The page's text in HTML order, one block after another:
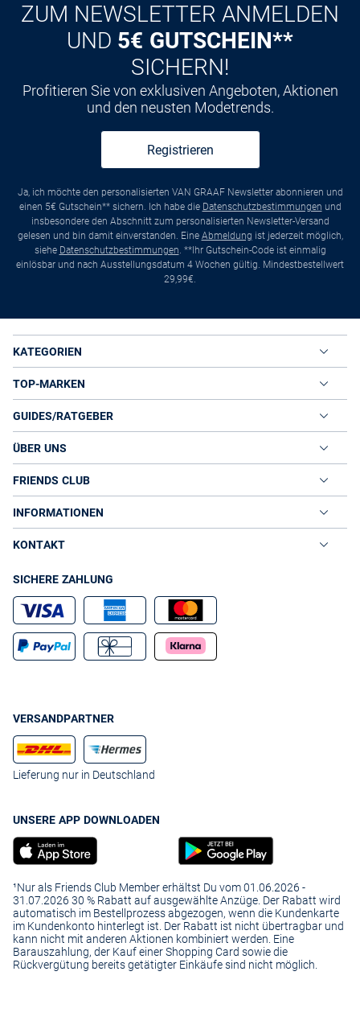
ZUM NEWSLETTER ANMELDEN
UND 5€ GUTSCHEIN**
SICHERN!
Profitieren Sie von exklusiven Angeboten, Aktionen
und den neusten Modetrends.
Registrieren
Ja, ich möchte den personalisierten VAN GRAAF Newsletter abonnieren und
einen 5€ Gutschein** sichern. Ich habe die Datenschutzbestimmungen und
insbesondere den Abschnitt zum personalisierten Newsletter-Versand
gelesen und bin damit einverstanden. Eine Abmeldung ist jederzeit möglich,
siehe Datenschutzbestimmungen. **Ihr Gutschein-Code ist einmalig
einlösbar und nach Ausstellungsdatum 4 Wochen gültig. Mindestbestellwert
29,99€.
KATEGORIEN
TOP-MARKEN
GUIDES/RATGEBER
ÜBER UNS
FRIENDS CLUB
INFORMATIONEN
KONTAKT
SICHERE ZAHLUNG
VERSANDPARTNER
Lieferung nur in Deutschland
UNSERE APP DOWNLOADEN
¹Nur als Friends Club Member erhältst Du vom 01.06.2026 -
31.07.2026 30 % Rabatt auf ausgewählte Anzüge. Der Rabatt wird
automatisch im Bestellprozess abgezogen, wenn die Kundenkarte
im Kundenkonto hinterlegt ist. Der Rabatt ist nicht übertragbar und
kann nicht mit anderen Aktionen kombiniert werden. Eine
Barauszahlung, der Kauf einer Shopping Card sowie die
Rückvergütung bereits getätigter Einkäufe sind nicht möglich.